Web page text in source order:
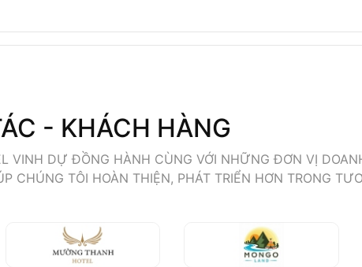
- KHÁCH HÀNG
VINH DỰ ĐỒNG HÀNH CÙNG VỚI NHỮNG ĐƠN VỊ
CHÚNG TÔI HOÀN THIỆN, PHÁT TRIỂN HƠN TRONG